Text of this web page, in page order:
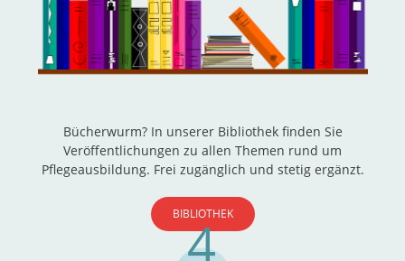
Bücherwurm? In unserer Bibliothek finden Sie
Veröffentlichungen zu allen Themen rund um
Pflegeausbildung. Frei zugänglich und stetig ergänzt.
BIBLIOTHEK